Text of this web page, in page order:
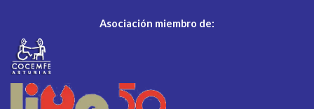
Asociación miembro de: